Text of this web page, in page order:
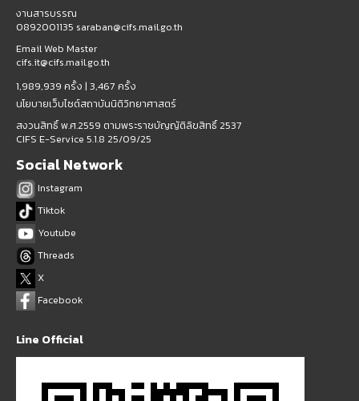
งานสารบรรณ
0892001135 saraban@cifs.mail.go.th
Email Web Master
cifs.it@cifs.mail.go.th
1,989,939 ครั้ง | 3,467 ครั้ง
นโยบายเว็บไซต์สถาบันนิติวิทยาศาสตร์
สงวนสิทธิ์ พ.ศ.2559 ตามพระราชบัญญัติลิขสิทธิ์ 2537
CIFS E-Service 5.1.8 25/09/25
Social Network
Instagram
Tiktok
Youtube
Threads
X
Facebook
Line Official